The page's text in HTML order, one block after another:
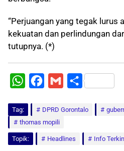
“Perjuangan yang tegak lurus
kekuatan dan perlindungan
tutupnya. (*)
W
t
s
c
e
b
a
l
S
a
Tag: DPRD Gorontalo
thomas mopili
Topik: Headlines Info